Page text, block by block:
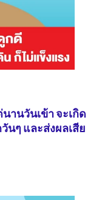
านวันเข้า จะเกิด
นๆ และส่งผลเสีย